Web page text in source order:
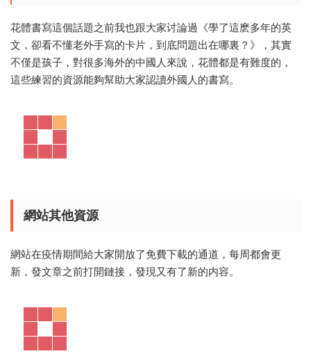
花體書寫這個話題之前我也跟大家讨論過《學了這麽多年的英
文，卻看不懂老外手寫的卡片，到底問題出在哪裏？》，其實
不僅是孩子，對很多海外的中國人來說，花體都是有難度的，
這些練習的資源能夠幫助大家認讀外國人的書寫。
網站其他資源
網站在疫情期間給大家開放了免費下載的通道，每周都會更
新，發文章之前打開鏈接，發現又有了新的内容。